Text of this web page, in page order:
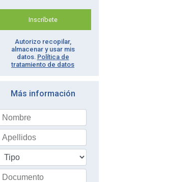
Inscríbete
Autorizo recopilar,
almacenar y usar mis
datos. Política de
tratamiento de datos
Más información